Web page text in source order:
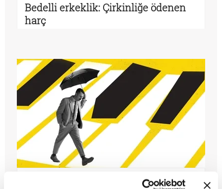
Bedelli erkeklik: Çirkinliğe ödenen
harç
Reislikten kaçışa: Ali Rıza Bey ve